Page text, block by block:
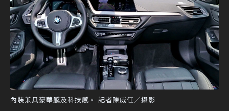
內裝兼具豪華感及科技感。 記者陳威任／攝影